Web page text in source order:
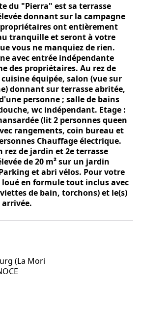
du "Pierra" est sa terrasse
donnant sur la campagne
propriétaires ont entièrement
tranquille et seront à votre
vous ne manquiez de rien.
avec entrée indépendante
des propriétaires. Au rez de
équipée, salon (vue sur
donnant sur terrasse abritée,
personne ; salle de bains
wc indépendant. Etage :
(lit 2 personnes queen
rangements, coin bureau et
Chauffage électrique.
rez de jardin et 2e terrasse
de 20 m² sur un jardin
et abri vélos. Pour votre
en formule tout inclus avec
de bain, torchons) et le(s)
(La Mori